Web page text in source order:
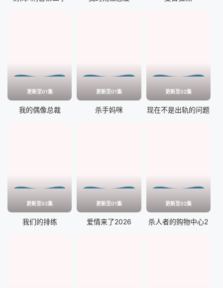
更新至01集
我的偶像总裁
更新至01集
杀手妈咪
更新至02集
现在不是出轨的问题
更新至02集
我们的排练
更新至01集
爱情来了2026
更新至02集
杀人者的购物中心2